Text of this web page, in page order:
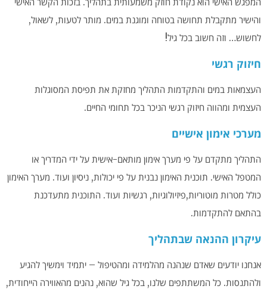
והישיר מתקבלת תחושה בטוחה ומוגנת במים. מותר לטעות, לשאול,
לחשוש… וזה חשוב בכל גיל!
חיזוק רגשי
העצמאות במים והתקדמות התהליך מחזקת את תפיסת המסוגלות
העצמית ומהווה חיזוק רגשי הניכר בכל תחומי החיים.
מערכי אימון אישיים
התהליך מתקדם על פי מערך אימון מותאם-אישית על ידי המדריך או
המטפל האישי. תוכנית האימון נבנית על פי יכולות, ניסיון ועוד. מערך האימון
כולל מטרות מוטוריות,פיזיולוגיות, רגשיות ועוד. התוכנית מתעדכנת
בהתאם להתקדמות.
עיקרון ההנאה שבתהליך
אנחנו יודעים שאדם שנהנה מהלמידה ומהטיפול – יתמיד וימשיך להגיע
ולהתנסות. כל המשתתפים שלנו, בכל גיל שהוא, נהנים מהאווירה הייחודית,